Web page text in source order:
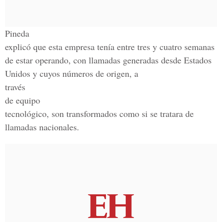
Pineda
explicó que esta empresa tenía entre tres y cuatro semanas
de estar operando, con llamadas generadas desde Estados
Unidos y cuyos números de origen, a
través
de equipo
tecnológico, son transformados como si se tratara de
llamadas nacionales.